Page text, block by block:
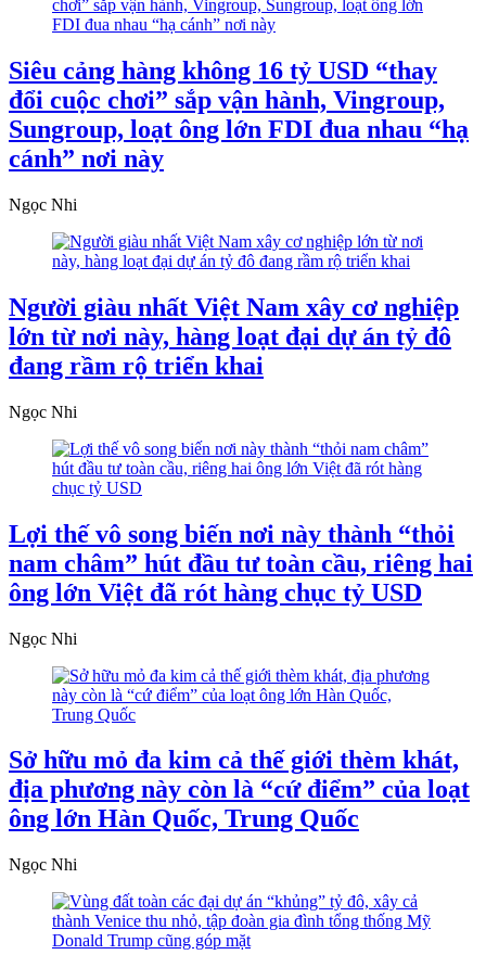
Siêu cảng hàng không 16 tỷ USD “thay
đổi cuộc chơi” sắp vận hành, Vingroup,
Sungroup, loạt ông lớn FDI đua nhau “hạ
cánh” nơi này
Ngọc Nhi
Người giàu nhất Việt Nam xây cơ nghiệp
lớn từ nơi này, hàng loạt đại dự án tỷ đô
đang rầm rộ triển khai
Ngọc Nhi
Lợi thế vô song biến nơi này thành “thỏi
nam châm” hút đầu tư toàn cầu, riêng hai
ông lớn Việt đã rót hàng chục tỷ USD
Ngọc Nhi
Sở hữu mỏ đa kim cả thế giới thèm khát,
địa phương này còn là “cứ điểm” của loạt
ông lớn Hàn Quốc, Trung Quốc
Ngọc Nhi